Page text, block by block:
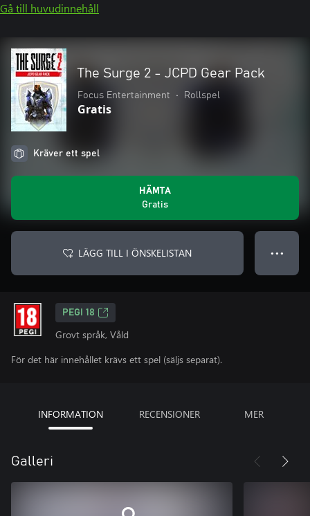
Gå till huvudinnehåll
The Surge 2 - JCPD Gear Pack
Focus Entertainment • Rollspel
Gratis
Kräver ett spel
HÄMTA
Gratis
LÄGG TILL I ÖNSKELISTAN ● ● ●
PEGI 18
Grovt språk, Våld
För det här innehållet krävs ett spel (säljs separat).
INFORMATION RECENSIONER MER
Galleri